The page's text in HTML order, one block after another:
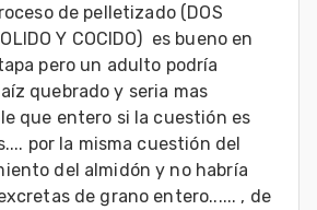
de pelletizado (DOS
Y COCIDO)  es bueno en
pero un adulto podría
quebrado y seria mas
que entero si la cuestión es
por la misma cuestión del
del almidón y no habría
de grano entero...... , de